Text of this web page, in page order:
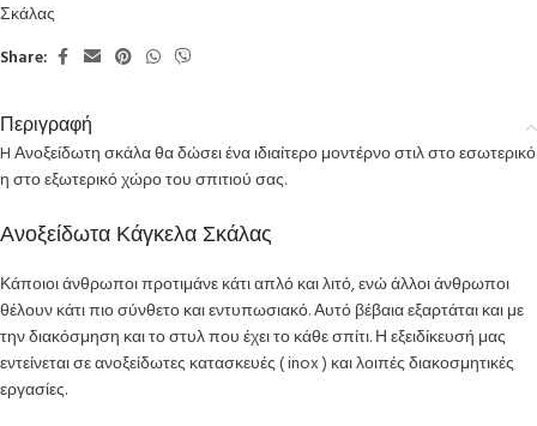
Σκάλας
Share:
Περιγραφή
H Ανοξείδωτη σκάλα θα δώσει ένα ιδιαίτερο μοντέρνο στιλ στο εσωτερικό
η στο εξωτερικό χώρο του σπιτιού σας.
Ανοξείδωτα Κάγκελα Σκάλας
Κάποιοι άνθρωποι προτιμάνε κάτι απλό και λιτό, ενώ άλλοι άνθρωποι
θέλουν κάτι πιο σύνθετο και εντυπωσιακό. Αυτό βέβαια εξαρτάται και με
την διακόσμηση και το στυλ που έχει το κάθε σπίτι. Η εξειδίκευσή μας
εντείνεται σε ανοξείδωτες κατασκευές ( inox ) και λοιπές διακοσμητικές
εργασίες.